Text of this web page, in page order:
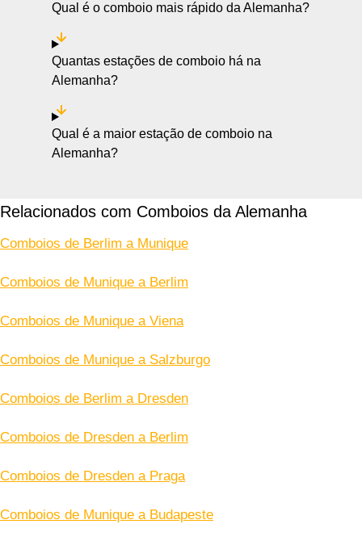
Qual é o comboio mais rápido da Alemanha?
Quantas estações de comboio há na
Alemanha?
Qual é a maior estação de comboio na
Alemanha?
Relacionados com Comboios da Alemanha
Comboios de Berlim a Munique
Comboios de Munique a Berlim
Comboios de Munique a Viena
Comboios de Munique a Salzburgo
Comboios de Berlim a Dresden
Comboios de Dresden a Berlim
Comboios de Dresden a Praga
Comboios de Munique a Budapeste